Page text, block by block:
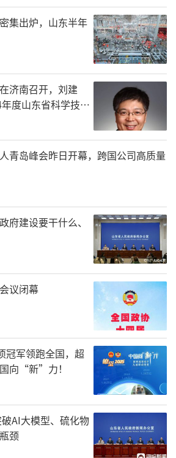
集出炉，山东半年
济南召开，刘建
度山东省科学技术
青岛峰会昨日开幕，跨国公司高质量
府建设要干什么、
议闭幕
冠军领跑全国，超
向“新”力！
AI大模型、硫化物
颈